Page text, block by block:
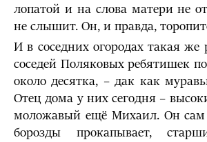
лопатой и на слова матери не
не слышит. Он, и правда,
И в соседних огородах такая же
соседей Поляковых ребятишек
около десятка, – дак как
Отец дома у них сегодня –
моложавый ещё Михаил. Он сам
борозды прокапывает,